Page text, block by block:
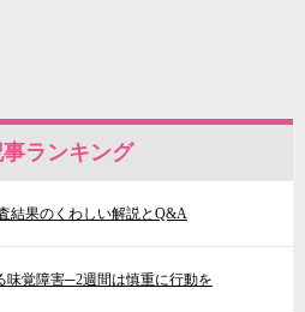
ランキング
結果のくわしい解説とQ&A
味覚障害─2週間は慎重に行動を